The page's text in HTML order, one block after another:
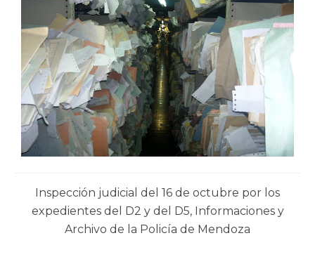
Inspección judicial del 16 de octubre por los
expedientes del D2 y del D5, Informaciones y
Archivo de la Policía de Mendoza